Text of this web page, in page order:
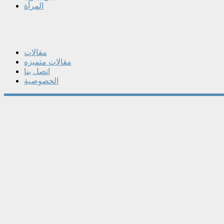
المرأة
مقالات
مقالات متميزه
اتصل بنا
الخصوصية